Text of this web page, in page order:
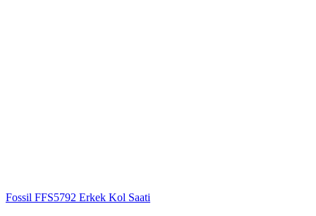
Fossil FFS5792 Erkek Kol Saati